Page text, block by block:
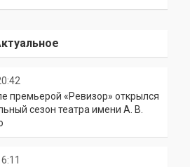
премьерой «Ревизор» открылся
сезон театра имени А. В.